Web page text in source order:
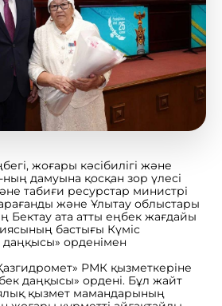
жоғары кәсібилігі және
дамуына қосқан зор үлесі
табиғи ресурстар министрі
және Ұлытау облыстары
ата атты еңбек жағдайы
бастығы Күміс
орденімен
РМК қызметкеріне
даңқысы» ордені. Бұл жайт
қызмет мамандарының